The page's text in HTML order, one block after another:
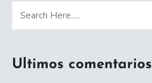
Ultimos comentarios